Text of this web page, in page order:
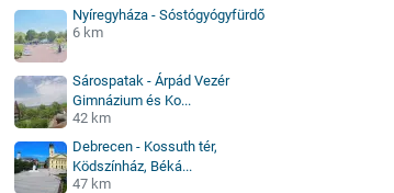
Nyíregyháza - Sóstógyógyfürdő
6 km
Sárospatak - Árpád Vezér
Gimnázium és Ko...
42 km
Debrecen - Kossuth tér,
Ködszínház, Béká...
47 km